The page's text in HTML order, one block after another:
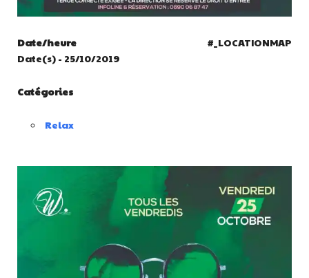
#_LOCATIONMAP
Date/heure
Date(s) - 25/10/2019
Catégories
Relax